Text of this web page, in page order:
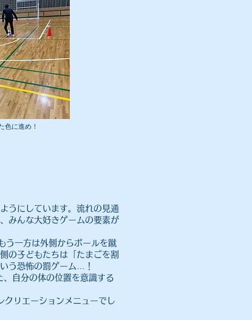
色に進め！
うにしています。流れの見通
みんな大好きゲームの要素が
う一方は外側からボールを蹴
の子どもたちは「たまごを割
う恐怖の罰ゲーム…！
自分の体の位置を意識する
リエーションメニューでし